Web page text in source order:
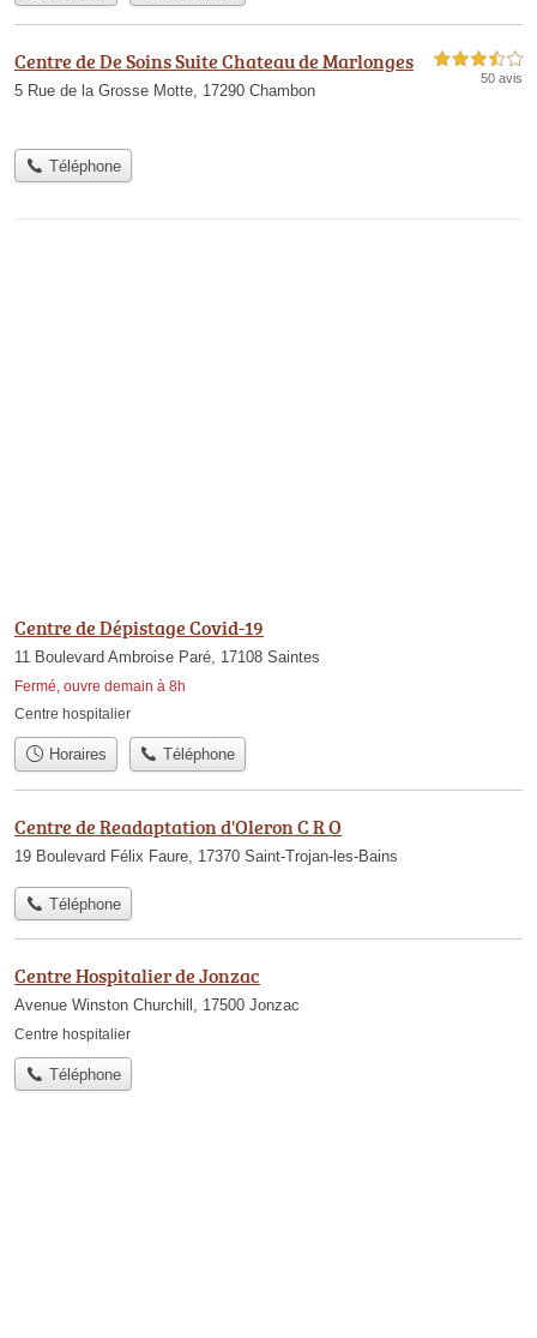
Centre de De Soins Suite Chateau de Marlonges
5 Rue de la Grosse Motte, 17290 Chambon
3,5 étoiles sur 5
50 avis
Téléphone
Centre de Dépistage Covid-19
11 Boulevard Ambroise Paré, 17108 Saintes
Fermé, ouvre demain à 8h
Centre hospitalier
Horaires Téléphone
Centre de Readaptation d'Oleron C R O
19 Boulevard Félix Faure, 17370 Saint-Trojan-les-Bains
Téléphone
Centre Hospitalier de Jonzac
Avenue Winston Churchill, 17500 Jonzac
Centre hospitalier
Téléphone